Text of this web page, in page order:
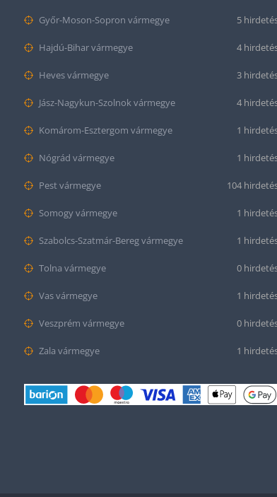
Győr-Moson-Sopron vármegye 5
Hajdú-Bihar vármegye 4
Heves vármegye 3
Jász-Nagykun-Szolnok vármegye 4
Komárom-Esztergom vármegye 1
Nógrád vármegye 1
Pest vármegye 104
Somogy vármegye 1
Szabolcs-Szatmár-Bereg vármegye 1
Tolna vármegye 0
Vas vármegye 1
Veszprém vármegye 0
Zala vármegye 1